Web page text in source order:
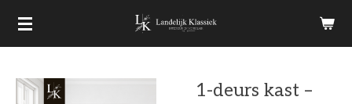
Ga
direct
1-deurs kast –